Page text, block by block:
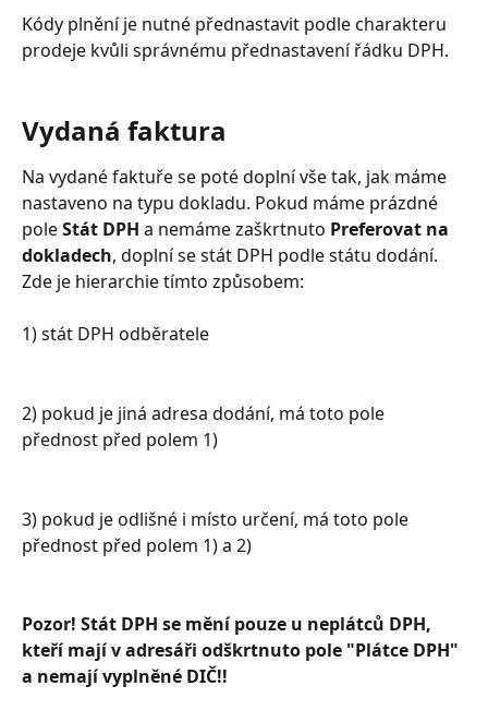
Kódy plnění je nutné přednastavit podle charakteru
prodeje kvůli správnému přednastavení řádku DPH.
Vydaná faktura
Na vydané faktuře se poté doplní vše tak, jak máme
nastaveno na typu dokladu. Pokud máme prázdné
pole Stát DPH a nemáme zaškrtnuto Preferovat na
dokladech, doplní se stát DPH podle státu dodání.
Zde je hierarchie tímto způsobem:
1) stát DPH odběratele
2) pokud je jiná adresa dodání, má toto pole
přednost před polem 1)
3) pokud je odlišné i místo určení, má toto pole
přednost před polem 1) a 2)
Pozor! Stát DPH se mění pouze u neplátců DPH,
kteří mají v adresáři odškrtnuto pole "Plátce DPH"
a nemají vyplněné DIČ!!